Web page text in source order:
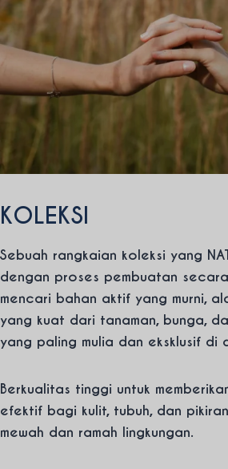
KOLEKSI
Sebuah rangkaian koleksi yang
dengan proses pembuatan secara
mencari bahan aktif yang murni,
yang kuat dari tanaman, bunga,
yang paling mulia dan eksklusif di
Berkualitas tinggi untuk
efektif bagi kulit, tubuh, dan
mewah dan ramah lingkungan.